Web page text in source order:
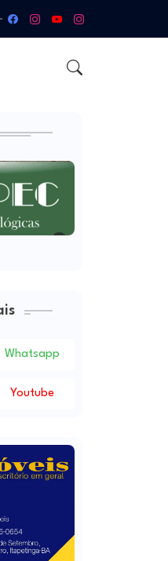
Whatsapp
Youtube